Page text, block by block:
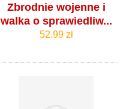
Zbrodnie wojenne i
walka o sprawiedliw...
52.99 zł